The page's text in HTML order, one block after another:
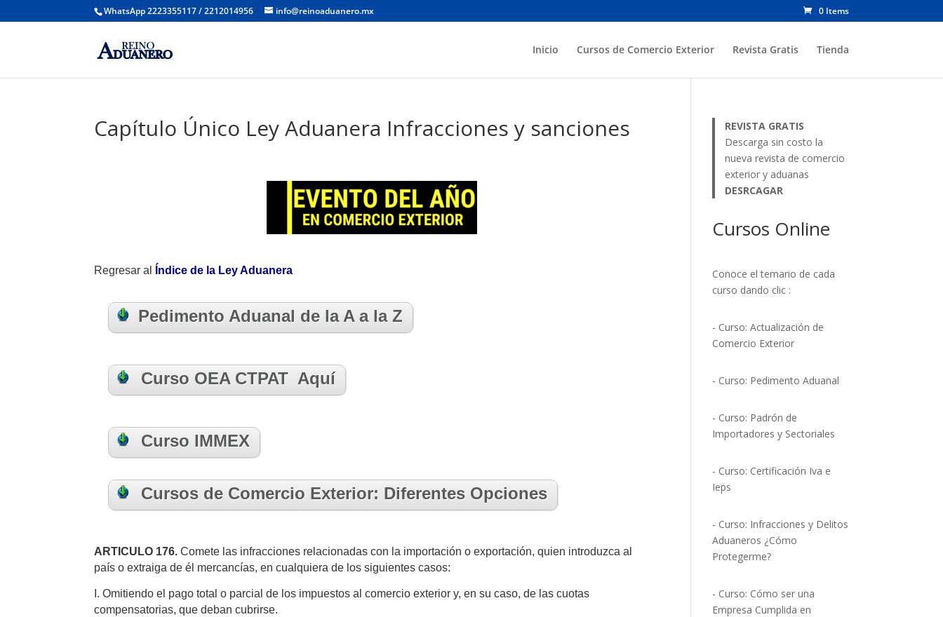
WhatsApp 2223355117 / 2212014956 info@reinoaduanero.mx 0 Items
Inicio Cursos de Comercio Exterior Revista Gratis Tienda
Capítulo Único Ley Aduanera Infracciones y sanciones
Regresar al Índice de la Ley Aduanera
Pedimento Aduanal de la A a la Z
Curso OEA CTPAT Aquí
Curso IMMEX
Cursos de Comercio Exterior: Diferentes Opciones
ARTICULO 176. Comete las infracciones relacionadas con la importación o exportación, quien introduzca al
país o extraiga de él mercancías, en cualquiera de los siguientes casos:
I. Omitiendo el pago total o parcial de los impuestos al comercio exterior y, en su caso, de las cuotas
compensatorias, que deban cubrirse.
REVISTA GRATIS
Descarga sin costo la
nueva revista de comercio
exterior y aduanas
DESRCAGAR
Cursos Online
Conoce el temario de cada
curso dando clic :
- Curso: Actualización de
Comercio Exterior
- Curso: Pedimento Aduanal
- Curso: Padrón de
Importadores y Sectoriales
- Curso: Certificación Iva e
Ieps
- Curso: Infracciones y Delitos
Aduaneros ¿Cómo
Protegerme?
- Curso: Cómo ser una
Empresa Cumplida en